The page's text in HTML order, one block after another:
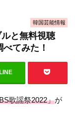
韓国芸能情報
と無料視聴
てみた！
歌謡祭2022」が